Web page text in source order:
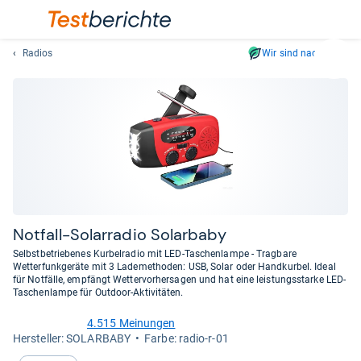
lassen
sich
Radios Wir sind nachhaltig
Not­fall-​Solar­ra­dio Solar­baby
Selbstbetriebenes Kurbelradio mit LED-Taschenlampe - Tragbare
Wetterfunkgeräte mit 3 Lademethoden: USB, Solar oder Handkurbel. Ideal
für Notfälle, empfängt Wettervorhersagen und hat eine leistungsstarke LED-
Taschenlampe für Outdoor-Aktivitäten.
von
4.515 Meinungen
Her­stel­ler: SOLARBABY
Farbe: radio-r-01